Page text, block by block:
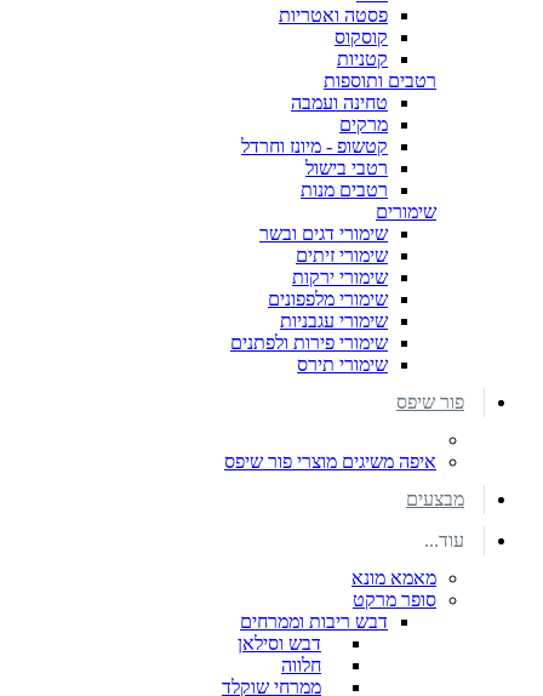
פסטה ואטריות
קוסקוס
קטניות
רטבים ותוספות
טחינה ועמבה
מרקים
קטשופ - מיונז וחרדל
רטבי בישול
רטבים מנות
שימורים
שימורי דגים ובשר
שימורי זיתים
שימורי ירקות
שימורי מלפפונים
שימורי עגבניות
שימורי פירות ולפתנים
שימורי תירס
פור שיפס
איפה משיגים מוצרי פור שיפס
מבצעים
עוד...
מאמא מונא
סופר מרקט
דבש ריבות וממרחים
דבש וסילאן
חלווה
ממרחי שוקלד